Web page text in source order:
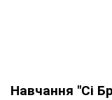
Навчання "Сі